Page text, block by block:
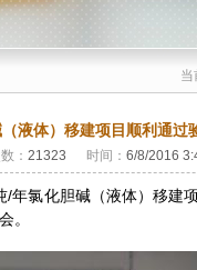
当
液体）移建项目顺利通过
： 21323 时间： 6/8/2016
年氯化胆碱（液体）移建
。